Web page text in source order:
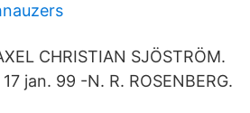
CHRISTIAN SJÖSTRÖM.
jan. 99 -N. R. ROSENBERG.